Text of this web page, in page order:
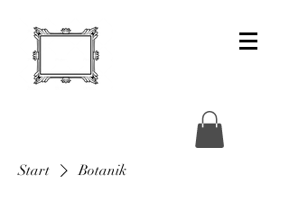
Start Botanik